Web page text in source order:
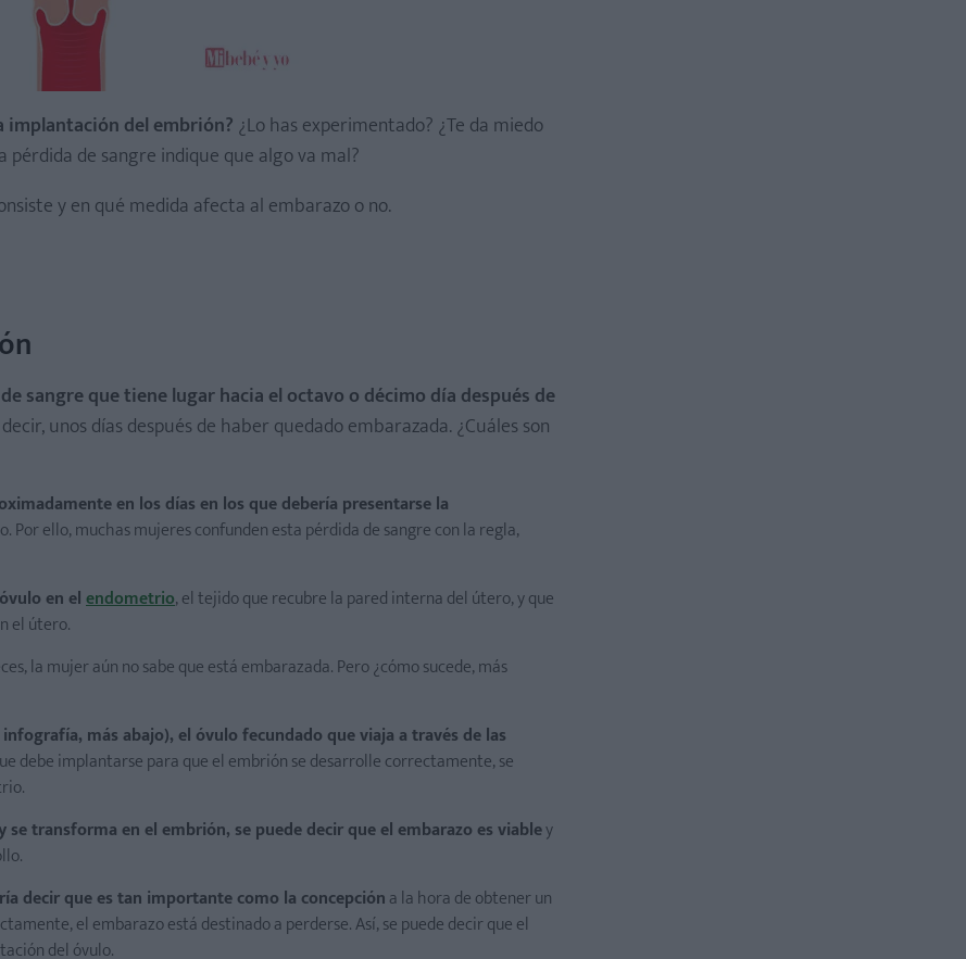
implantación del embrión? ¿Lo has experimentado? ¿Te da miedo
de sangre indique que algo va mal?
y en qué medida afecta al embarazo o no.
sangre que tiene lugar hacia el octavo o décimo día después de
unos días después de haber quedado embarazada. ¿Cuáles son
en los días en los que debería presentarse la
Por ello, muchas mujeres confunden esta pérdida de sangre con la regla,
en elendometrio, el tejido que recubre la pared interna del útero, y que
el útero.
la mujer aún no sabe que está embarazada. Pero ¿cómo sucede, más
más abajo), el óvulo fecundado que viaja a través de las
debe implantarse para que el embrión se desarrolle correctamente, se
transforma en el embrión, se puede decir que el embarazo es viabley
decir que es tan importante como la concepcióna la hora de obtener un
el embarazo está destinado a perderse. Así, se puede decir que el
del óvulo.